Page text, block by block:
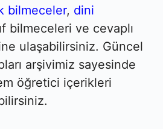
bilmeceler, dini
bilmeceleri ve cevaplı
ulaşabilirsiniz. Güncel
arşivimiz sayesinde
öğretici içerikleri